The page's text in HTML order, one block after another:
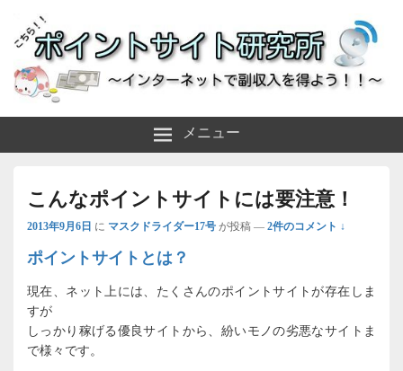
ポイントサイト研究所
メニュー
こんなポイントサイトには要注意！
2013年9月6日 に マスクドライダー17号 が投稿 — 2件のコメント ↓
ポイントサイトとは？
現在、ネット上には、たくさんのポイントサイトが存在しま
すが
しっかり稼げる優良サイトから、紛いモノの劣悪なサイトま
で様々です。